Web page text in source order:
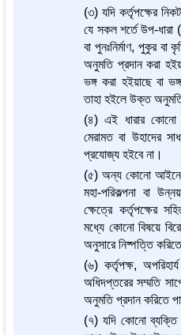
(৩) যদি কর্তৃপক্ষের
যে সকল শর্তে উপ-ধারা
বা পুনঃনির্মাণ, পুকুর বা
অনুমতি প্রদান করা
ভঙ্গ করা হইয়াছে বা
তাহা হইলে উক্ত অনুমতি
(৪) এই ধারার কোনো
মেরামত বা উহাদের
প্রযোজ্য হইবে না।
(৫) অন্য কোনো আইনে
মহা-পরিকল্পনা বা
ক্ষেত্রে কর্তৃপক্ষের
মধ্যে কোনো বিষয়ে
অনুসারে নিষ্পত্তি
(৬) কর্তৃপক্ষ,
অধিদপ্তরের সম্মতি
অনুমতি প্রদান করিতে
(৭) যদি কোনো ব্যক্তি